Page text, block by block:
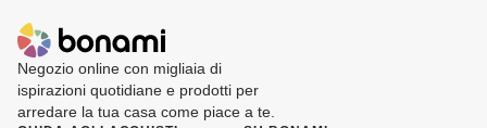
Negozio online con migliaia di
ispirazioni quotidiane e prodotti per
arredare la tua casa come piace a te.